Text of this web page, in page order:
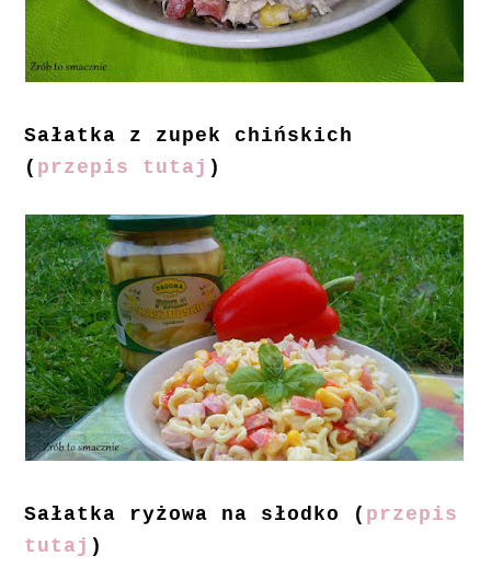
Sałatka z zupek chińskich
( przepis tutaj )
Sałatka ryżowa na słodko ( przepis
tutaj )